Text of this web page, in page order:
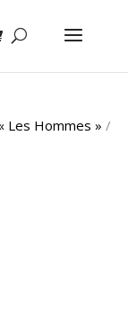
Les Hommes » /